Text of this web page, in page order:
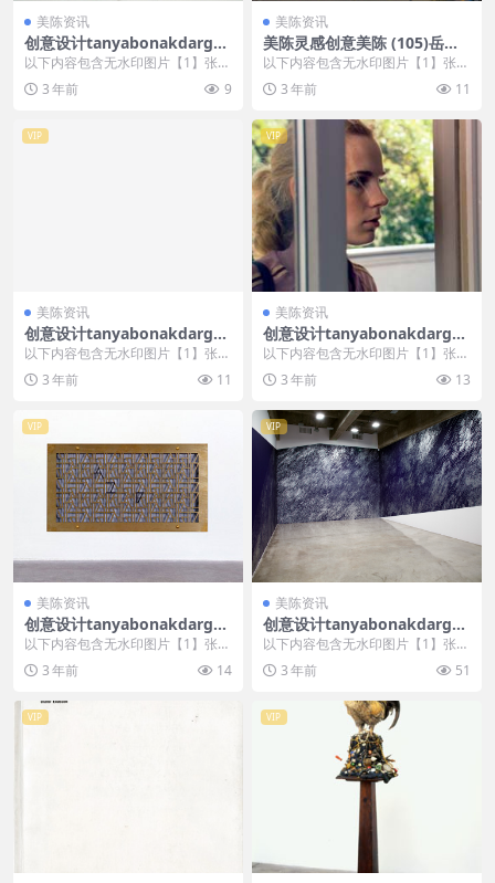
美陈资讯
创意设计tanyabonakdargall
ery美陈创意 (233)
以下内容包含无水印图片【1】张
，开通会员无障碍浏览 开通VIP会
员 3 年前 9
美陈资讯
美陈灵感创意美陈 (105)岳阳
市美陈工厂
以下内容包含无水印图片【1】张
，开通会员无障碍浏览 开通VIP会
员 3 年前 11
VIP
美陈资讯
创意设计tanyabonakdargall
ery美陈创意 (2673)
以下内容包含无水印图片【1】张
，开通会员无障碍浏览 开通VIP会
员 3 年前 11
VIP
美陈资讯
创意设计tanyabonakdargall
ery美陈创意 (2270)
以下内容包含无水印图片【1】张
，开通会员无障碍浏览 开通VIP会
员 3 年前 13
VIP
美陈资讯
创意设计tanyabonakdargall
ery美陈创意 (1154)
以下内容包含无水印图片【1】张
，开通会员无障碍浏览 开通VIP会
员 3 年前 14
VIP
美陈资讯
创意设计tanyabonakdargall
ery美陈创意 (2683)
以下内容包含无水印图片【1】张
，开通会员无障碍浏览 开通VIP会
员 3 年前 51
VIP VIP